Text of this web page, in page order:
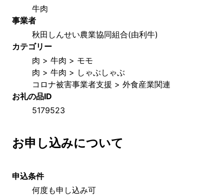
牛肉
事業者
秋田しんせい農業協同組合(由利牛)
カテゴリー
肉 > 牛肉 > モモ
肉 > 牛肉 > しゃぶしゃぶ
コロナ被害事業者支援 > 外食産業関連
お礼の品ID
5179523
お申し込みについて
申込条件
何度も申し込み可